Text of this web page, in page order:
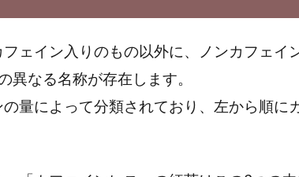
ェイン入りのもの以外に、ノンカフェイ
異なる名称が存在します。
量によって分類されており、左から順に